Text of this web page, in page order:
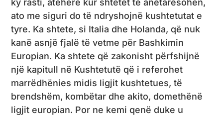
ky rasti, atëherë kur shtetet të anëtarësohen,
ato me siguri do të ndryshojnë kushtetutat e
tyre. Ka shtete, si Italia dhe Holanda, që nuk
kanë asnjë fjalë të vetme për Bashkimin
Europian. Ka shtete që zakonisht përfshijnë
një kapitull në Kushtetutë që i referohet
marrëdhënies midis ligjit kushtetues, të
brendshëm, kombëtar dhe akito, domethënë
ligjit europian. Por ne kemi qenë duke u